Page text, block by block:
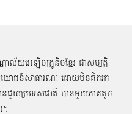
ល័យអេឡិចត្រូនិចខ្មែរ ជាសម្បតិ្ត
រយោជន៍សាធារណៈ ដោយមិនគិតរក
នជួយប្រទេសជាតិ បានមួយភាគតូច
។